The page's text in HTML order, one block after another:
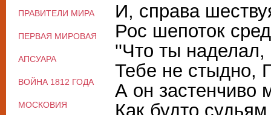
И, справа
Рос шепоток
''Что ты наделал,
Тебе не стыдно,
А он застенчиво
Как будто
ПРАВИТЕЛИ МИРА
ПЕРВАЯ МИРОВАЯ
АПСУАРА
ВОЙНА 1812 ГОДА
МОСКОВИЯ